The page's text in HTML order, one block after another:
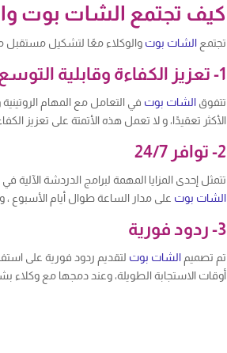
كيف تجتمع الشات بوت
تجتمعالشات بوت والوكلاء معًا لتشكيل مستقبل
1- تعزيز الكفاءة وقابلية التوسع
تتفوقالشات بوت في التعامل مع المهام
الأكثر تعقيدًا، و لا تعمل هذه الأتمتة على تعزيز
2- توافر 24/7
تتمثل إحدى المزايا المهمة لبرامج الدردشة
الشات بوت على مدار الساعة طوال أيام الأسبوع
3- ردود فورية
تم تصميمالشات بوت لتقديم ردود فورية على
أوقات الاستجابة الطويلة، وعند دمجها مع وكلاء